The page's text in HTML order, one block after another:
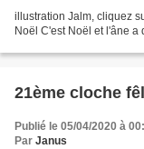
illustration Jalm, cliquez
Noël C'est Noël et l'âne a
21ème cloche
Publié le 05/04/2020 à
Par Janus